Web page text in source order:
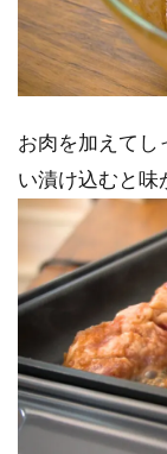
お肉を加えてし
い漬け込むと味